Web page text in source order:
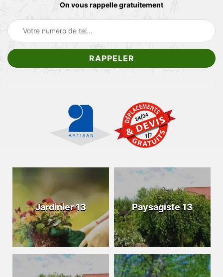
On vous rappelle gratuitement
Jardinier 13 Paysagiste 13